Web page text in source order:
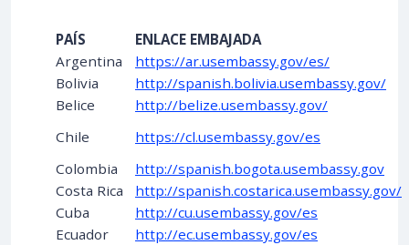
PAÍS
ENLACE EMBAJADA
Argentina
https://ar.usembassy.gov/es/
Bolivia
http://spanish.bolivia.usembassy.gov/
Belice
http://belize.usembassy.gov/
Chile
https://cl.usembassy.gov/es
Colombia
http://spanish.bogota.usembassy.gov
Costa Rica
http://spanish.costarica.usembassy.gov/
Cuba
http://cu.usembassy.gov/es
Ecuador
http://ec.usembassy.gov/es